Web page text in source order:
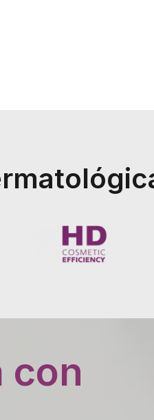
con